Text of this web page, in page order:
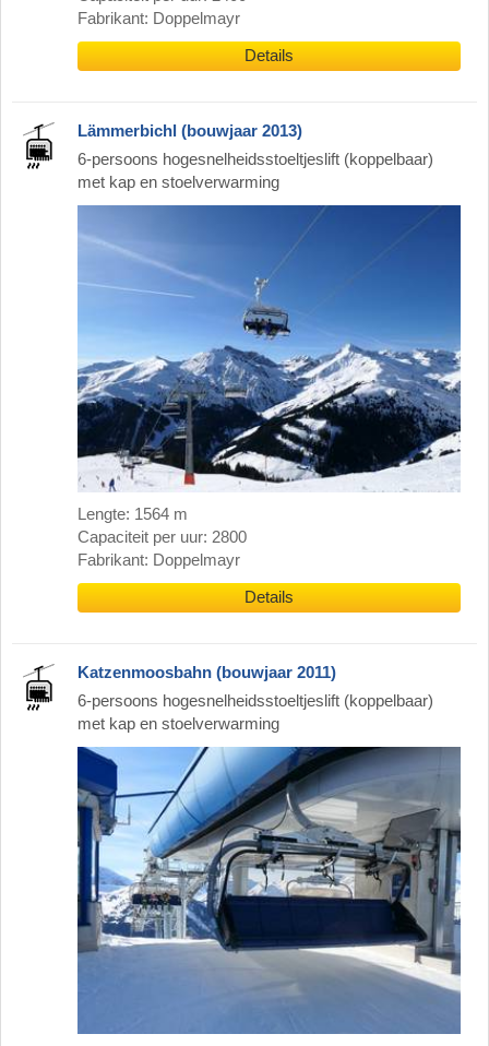
Fabrikant: Doppelmayr
Details
Lämmerbichl (bouwjaar 2013)
6-persoons hogesnelheidsstoeltjeslift (koppelbaar)
met kap en stoelverwarming
Lengte: 1564 m
Capaciteit per uur: 2800
Fabrikant: Doppelmayr
Details
Katzenmoosbahn (bouwjaar 2011)
6-persoons hogesnelheidsstoeltjeslift (koppelbaar)
met kap en stoelverwarming